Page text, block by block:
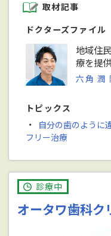
取材記事
ドクターズファイル
地域住
療を提
六角 潤
トピックス
・
自分の歯のように
フリー治療
診療中
オータワ歯科ク